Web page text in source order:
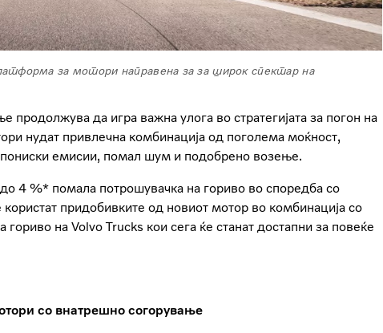
за мотори направена за за широк спектар на
продолжува да игра важна улога во стратегијата за погон на
нудат привлечна комбинација од поголема моќност,
емисии, помал шум и подобрено возење.
4 %* помала потрошувачка на гориво во споредба со
придобивките од новиот мотор во комбинација со
гориво на Volvo Trucks кои сега ќе станат достапни за повеќе
со внатрешно согорување